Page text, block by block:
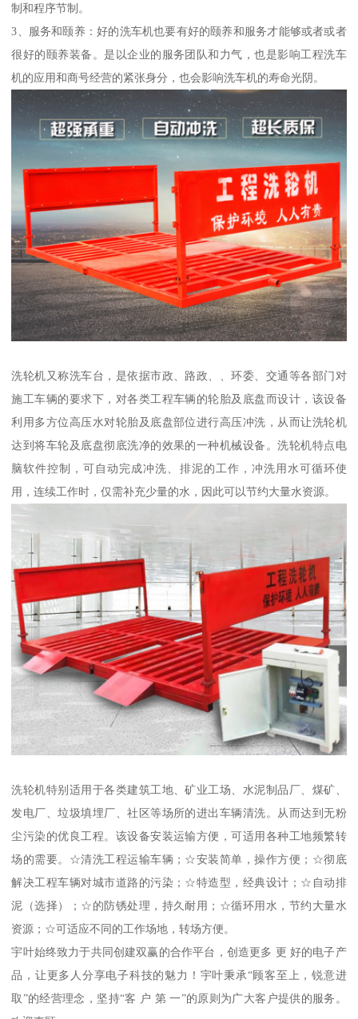
制和程序节制。
3、服务和颐养：好的洗车机也要有好的颐养和服务才能够或者或者
很好的颐养装备。是以企业的服务团队和力气，也是影响工程洗车
机的应用和商号经营的紧张身分，也会影响洗车机的寿命光阴。
洗轮机又称洗车台，是依据市政、路政、、环委、交通等各部门对
施工车辆的要求下，对各类工程车辆的轮胎及底盘而设计，该设备
利用多方位高压水对轮胎及底盘部位进行高压冲洗，从而让洗轮机
达到将车轮及底盘彻底洗净的效果的一种机械设备。洗轮机特点电
脑软件控制，可自动完成冲洗、排泥的工作，冲洗用水可循环使
用，连续工作时，仅需补充少量的水，因此可以节约大量水资源。
洗轮机特别适用于各类建筑工地、矿业工场、水泥制品厂、煤矿、
发电厂、垃圾填埋厂、社区等场所的进出车辆清洗。从而达到无粉
尘污染的优良工程。该设备安装运输方便，可适用各种工地频繁转
场的需要。☆清洗工程运输车辆；☆安装简单，操作方便；☆彻底
解决工程车辆对城市道路的污染；☆特造型，经典设计；☆自动排
泥（选择）；☆的防锈处理，持久耐用；☆循环用水，节约大量水
资源；☆可适应不同的工作场地，转场方便。
宇叶始终致力于共同创建双赢的合作平台，创造更多 更 好的电子产
品，让更多人分享电子科技的魅力！宇叶秉承“顾客至上，锐意进
取”的经营理念，坚持“客 户 第 一”的原则为广大客户提供的服务。